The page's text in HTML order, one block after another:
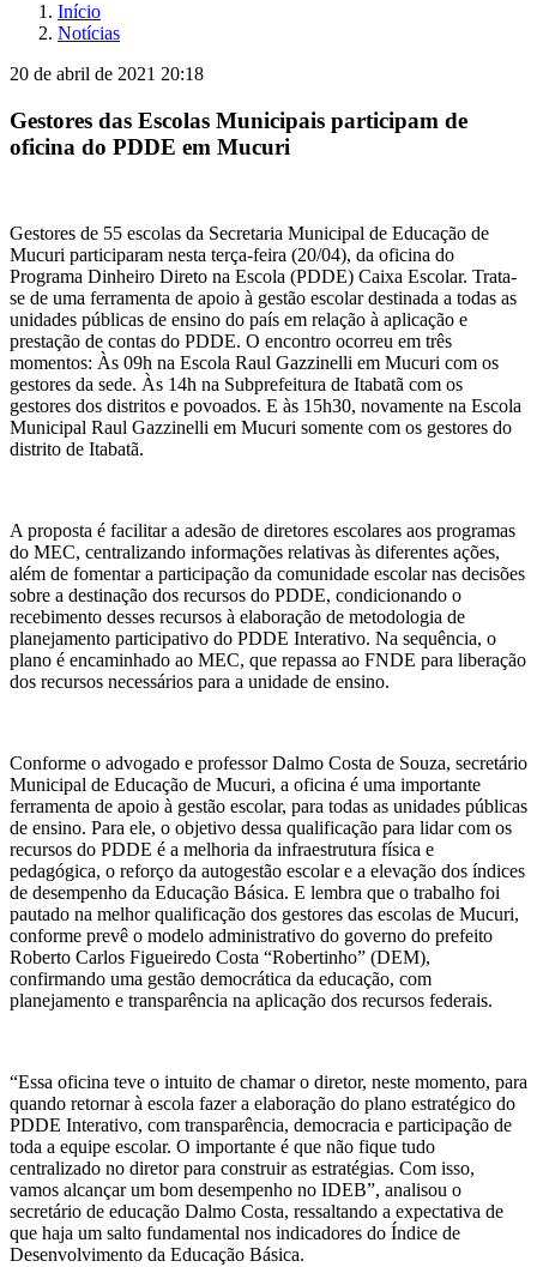
Início
Notícias
20 de abril de 2021 20:18
Gestores das Escolas Municipais participam de
oficina do PDDE em Mucuri
Gestores de 55 escolas da Secretaria Municipal de Educação de
Mucuri participaram nesta terça-feira (20/04), da oficina do
Programa Dinheiro Direto na Escola (PDDE) Caixa Escolar. Trata-
se de uma ferramenta de apoio à gestão escolar destinada a todas as
unidades públicas de ensino do país em relação à aplicação e
prestação de contas do PDDE. O encontro ocorreu em três
momentos: Às 09h na Escola Raul Gazzinelli em Mucuri com os
gestores da sede. Às 14h na Subprefeitura de Itabatã com os
gestores dos distritos e povoados. E às 15h30, novamente na Escola
Municipal Raul Gazzinelli em Mucuri somente com os gestores do
distrito de Itabatã.
A proposta é facilitar a adesão de diretores escolares aos programas
do MEC, centralizando informações relativas às diferentes ações,
além de fomentar a participação da comunidade escolar nas decisões
sobre a destinação dos recursos do PDDE, condicionando o
recebimento desses recursos à elaboração de metodologia de
planejamento participativo do PDDE Interativo. Na sequência, o
plano é encaminhado ao MEC, que repassa ao FNDE para liberação
dos recursos necessários para a unidade de ensino.
Conforme o advogado e professor Dalmo Costa de Souza, secretário
Municipal de Educação de Mucuri, a oficina é uma importante
ferramenta de apoio à gestão escolar, para todas as unidades públicas
de ensino. Para ele, o objetivo dessa qualificação para lidar com os
recursos do PDDE é a melhoria da infraestrutura física e
pedagógica, o reforço da autogestão escolar e a elevação dos índices
de desempenho da Educação Básica. E lembra que o trabalho foi
pautado na melhor qualificação dos gestores das escolas de Mucuri,
conforme prevê o modelo administrativo do governo do prefeito
Roberto Carlos Figueiredo Costa “Robertinho” (DEM),
confirmando uma gestão democrática da educação, com
planejamento e transparência na aplicação dos recursos federais.
“Essa oficina teve o intuito de chamar o diretor, neste momento, para
quando retornar à escola fazer a elaboração do plano estratégico do
PDDE Interativo, com transparência, democracia e participação de
toda a equipe escolar. O importante é que não fique tudo
centralizado no diretor para construir as estratégias. Com isso,
vamos alcançar um bom desempenho no IDEB”, analisou o
secretário de educação Dalmo Costa, ressaltando a expectativa de
que haja um salto fundamental nos indicadores do Índice de
Desenvolvimento da Educação Básica.